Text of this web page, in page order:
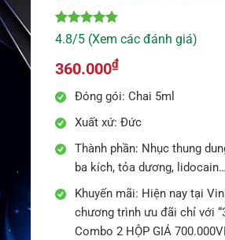
4.8trên 5
dựa trên
10
đánh giá
4.8/5 (Xem các đánh giá)
360.000₫
Đóng gói: Chai 5ml
Xuất xứ: Đức
Thành phần: Nhục thung
ba kích, tỏa dương,
Khuyến mãi: Hiện nay tại
chương trình ưu đãi chỉ với
Combo 2 HỘP GIÁ